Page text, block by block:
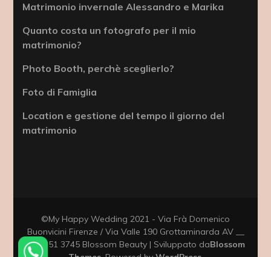
Matrimonio invernale Alessandro e Marika
Quanto costa un fotografo per il mio
matrimonio?
Photo Booth, perchè sceglierlo?
Foto di Famiglia
Location e gestione del tempo il giorno del
matrimonio
©My Happy Wedding 2021 - Via Frà Domenico
Buonvicini Firenze / Via Valle 190 Grottaminarda AV __
333 351 3745 Blossom Beauty | Sviluppato daBlossom